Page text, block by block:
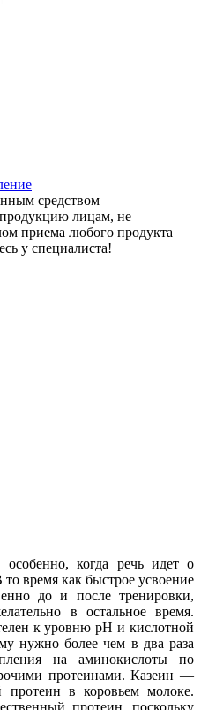
средством
лицам, не
приема любого продукта
у специалиста!
когда речь идет о
время как быстрое усвоение
до и после тренировки,
в остальное время.
к уровню pH и кислотной
нужно более чем в два раза
на аминокислоты по
протеинами. Казеин —
протеин в коровьем молоке.
протеин, поскольку